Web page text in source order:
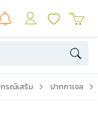
รณ์เสริม ปากกาเจล